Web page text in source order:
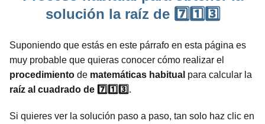
solución la raíz de 7️⃣1️⃣3️⃣
Suponiendo que estás en este párrafo en esta página es
muy probable que quieras conocer cómo realizar el
procedimiento de matemáticas habitual para calcular la
raíz al cuadrado de 7️⃣1️⃣3️⃣ .
Si quieres ver la solución paso a paso, tan solo haz clic en